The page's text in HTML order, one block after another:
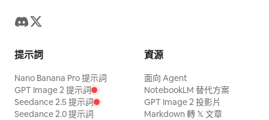
提示詞
Nano Banana Pro 提示詞
GPT Image 2 提示詞
Seedance 2.5 提示詞
Seedance 2.0 提示詞
資源
面向 Agent
NotebookLM 替代方案
GPT Image 2 投影片
Markdown 轉 𝕏 文章